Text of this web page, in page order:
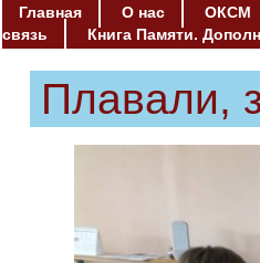
Главная О нас ОКСМ
связь
Книга Памяти.
Плавали,